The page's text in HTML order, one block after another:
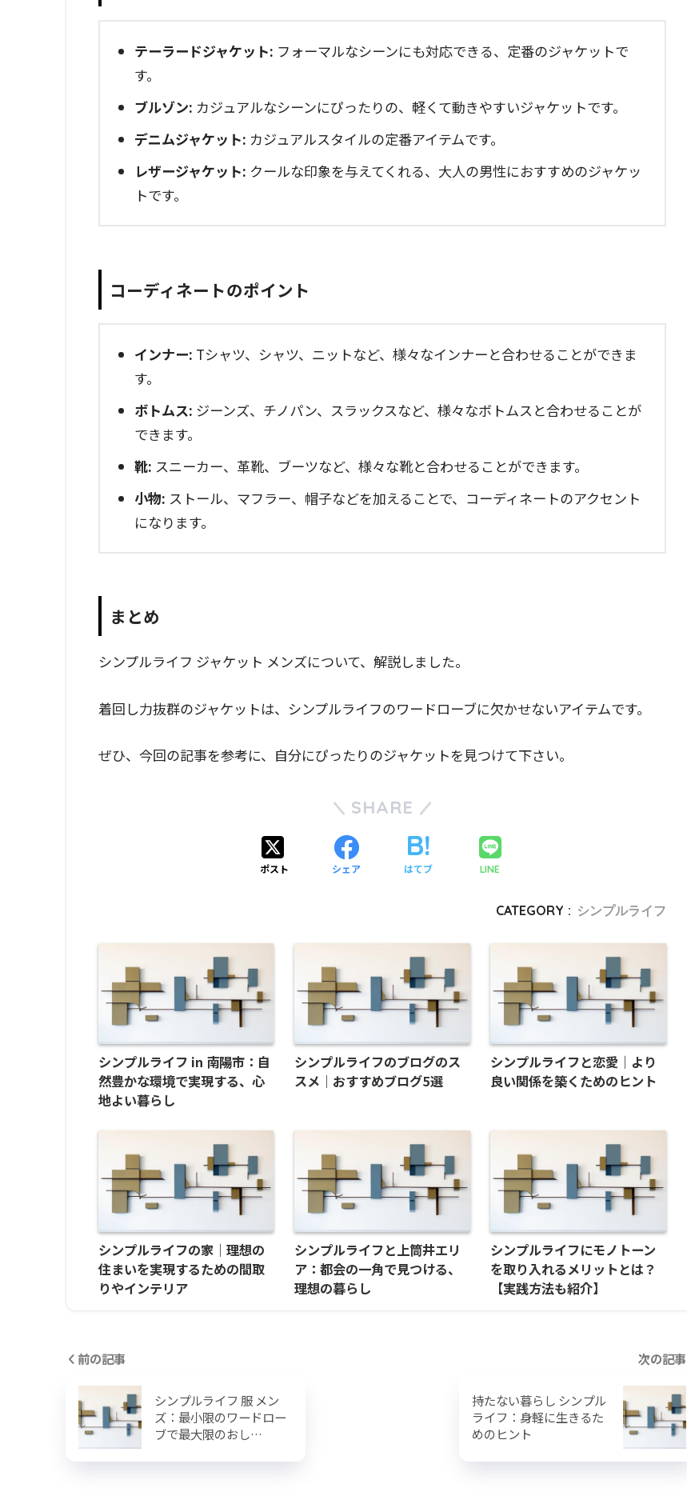
テーラードジャケット: フォーマルなシーンにも対応できる、定番のジャケットで
す。
ブルゾン: カジュアルなシーンにぴったりの、軽くて動きやすいジャケットです。
デニムジャケット: カジュアルスタイルの定番アイテムです。
レザージャケット: クールな印象を与えてくれる、大人の男性におすすめのジャケッ
トです。
コーディネートのポイント
インナー: Tシャツ、シャツ、ニットなど、様々なインナーと合わせることができま
す。
ボトムス: ジーンズ、チノパン、スラックスなど、様々なボトムスと合わせることが
できます。
靴: スニーカー、革靴、ブーツなど、様々な靴と合わせることができます。
小物: ストール、マフラー、帽子などを加えることで、コーディネートのアクセント
になります。
まとめ
シンプルライフ ジャケット メンズについて、解説しました。
着回し力抜群のジャケットは、シンプルライフのワードローブに欠かせないアイテムです。
ぜひ、今回の記事を参考に、自分にぴったりのジャケットを見つけて下さい。
SHARE
ポスト シェア はてブ LINE
CATEGORY : シンプルライフ
シンプルライフ in 南陽市：自
然豊かな環境で実現する、心
地よい暮らし
シンプルライフのブログのス
スメ｜おすすめブログ5選
シンプルライフと恋愛｜より
良い関係を築くためのヒント
シンプルライフの家｜理想の
住まいを実現するための間取
りやインテリア
シンプルライフと上筒井エリ
ア：都会の一角で見つける、
理想の暮らし
シンプルライフにモノトーン
を取り入れるメリットとは？
【実践方法も紹介】
前の記事
シンプルライフ 服 メン
ズ：最小限のワードロー
ブで最大限のおし…
次の記事
持たない暮らし シンプル
ライフ：身軽に生きるた
めのヒント